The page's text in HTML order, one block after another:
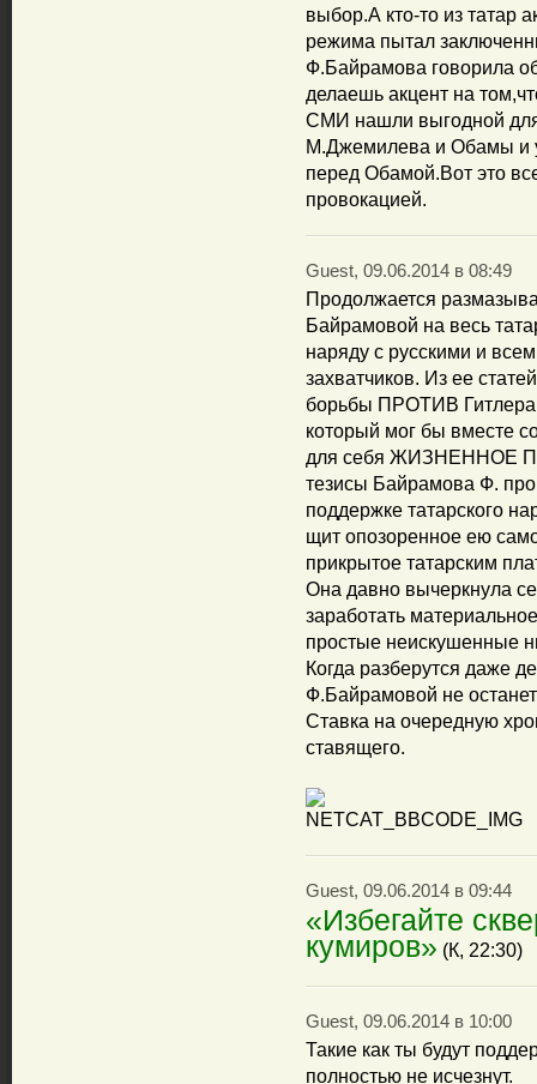
выбор.А кто-то из татар
режима пытал
Ф.Байрамова говорила
делаешь акцент на
СМИ нашли выгодной
М.Джемилева и Обамы и
перед Обамой.Вот это
провокацией.
Guest, 09.06.2014 в 08:49
Продолжается
Байрамовой на весь
наряду с русскими и
захватчиков. Из ее
борьбы ПРОТИВ
который мог бы вместе
для себя ЖИЗНЕННОЕ
тезисы Байрамова Ф.
поддержке татарского
щит опозоренное ею
прикрытое татарским
Она давно вычеркнула
заработать
простые неискушенные
Когда разберутся даже
Ф.Байрамовой не
Ставка на очередную
ставящего.
Guest, 09.06.2014 в 09:44
«Избегайте
кумиров» (К, 22:30)
Guest, 09.06.2014 в 10:00
Такие как ты будут
полностью не исчезнут.